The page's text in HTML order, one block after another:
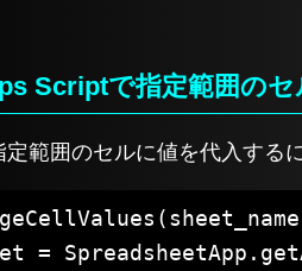
Scriptで指定範囲の
範囲のセルに値を代入する